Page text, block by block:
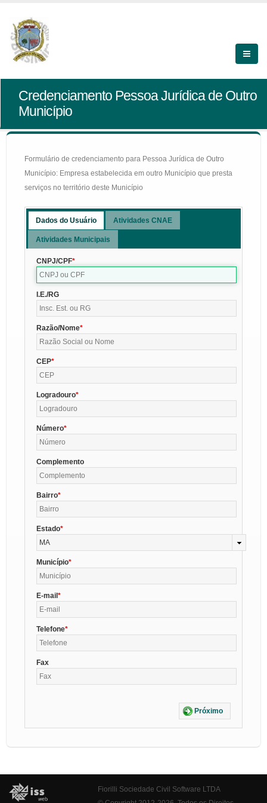
Credenciamento Pessoa Jurídica de Outro
Município
Formulário de credenciamento para Pessoa Jurídica de Outro
Município: Empresa estabelecida em outro Município que presta
serviços no território deste Município
Dados do Usuário Atividades CNAE
Atividades Municipais
CNPJ/CPF
I.E./RG
Razão/Nome
CEP
Logradouro
Número
Complemento
Bairro
Estado
MA
Município
E-mail
Telefone
Fax
Próximo
Fiorilli Sociedade Civil Software LTDA